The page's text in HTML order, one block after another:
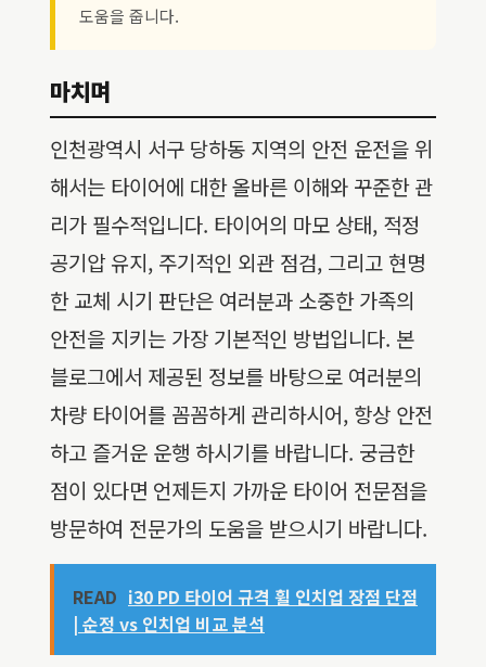
도움을 줍니다.
마치며
인천광역시 서구 당하동 지역의 안전 운전을 위
해서는 타이어에 대한 올바른 이해와 꾸준한 관
리가 필수적입니다. 타이어의 마모 상태, 적정
공기압 유지, 주기적인 외관 점검, 그리고 현명
한 교체 시기 판단은 여러분과 소중한 가족의
안전을 지키는 가장 기본적인 방법입니다. 본
블로그에서 제공된 정보를 바탕으로 여러분의
차량 타이어를 꼼꼼하게 관리하시어, 항상 안전
하고 즐거운 운행 하시기를 바랍니다. 궁금한
점이 있다면 언제든지 가까운 타이어 전문점을
방문하여 전문가의 도움을 받으시기 바랍니다.
READ i30 PD 타이어 규격 휠 인치업 장점 단점
| 순정 vs 인치업 비교 분석